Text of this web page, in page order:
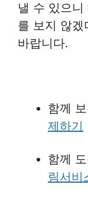
낼 수 있으
를 보지 않겠
바랍니다.
함께
제하기
함께
림서비